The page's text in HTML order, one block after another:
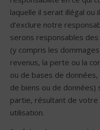
laquelle il serait illégal ou
d’exclure notre
serons responsables
(y compris les
revenus, la perte ou la
ou de bases de
de biens ou de données)
partie, résultant de votre
utilisation.